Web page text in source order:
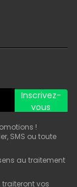
Inscrivez-
vous
!
SMS ou toute
au traitement
traiteront vos